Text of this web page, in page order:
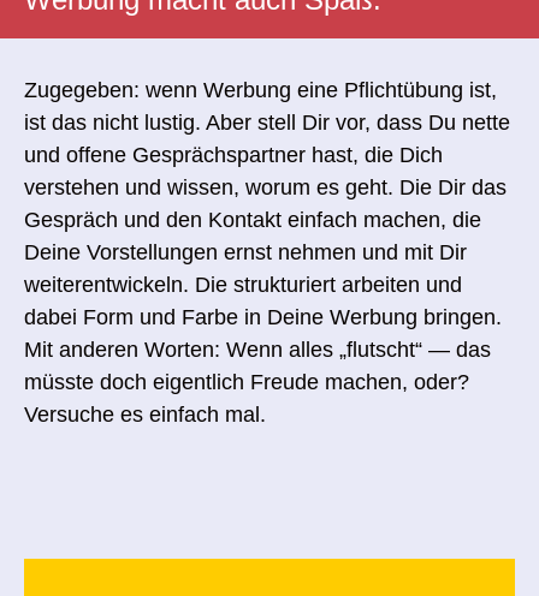
Zugegeben: wenn Werbung eine Pflichtübung ist,
ist das nicht lustig. Aber stell Dir vor, dass Du nette
und offene Gesprächspartner hast, die Dich
verstehen und wissen, worum es geht. Die Dir das
Gespräch und den Kontakt einfach machen, die
Deine Vorstellungen ernst nehmen und mit Dir
weiterentwickeln. Die strukturiert arbeiten und
dabei Form und Farbe in Deine Werbung bringen.
Mit anderen Worten: Wenn alles „flutscht“ — das
müsste doch eigentlich Freude machen, oder?
Versuche es einfach mal.